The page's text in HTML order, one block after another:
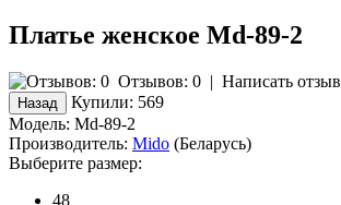
Платье женское Md-89-2
Отзывов: 0 | Написать отзыв
Купили: 569
Модель: Md-89-2
Производитель: Mido (Беларусь)
Выберите размер:
48